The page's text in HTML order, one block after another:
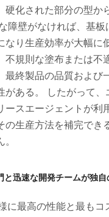
硬化された部分の型か
障壁がなければ、基板
なり生産効率が大幅に
不規則な塗布または不
最終製品の品質および
がある。 したがって、
ースエージェントが利
の生産方法を補完でき
と迅速な開発チームが独
に最高の性能と最もコ